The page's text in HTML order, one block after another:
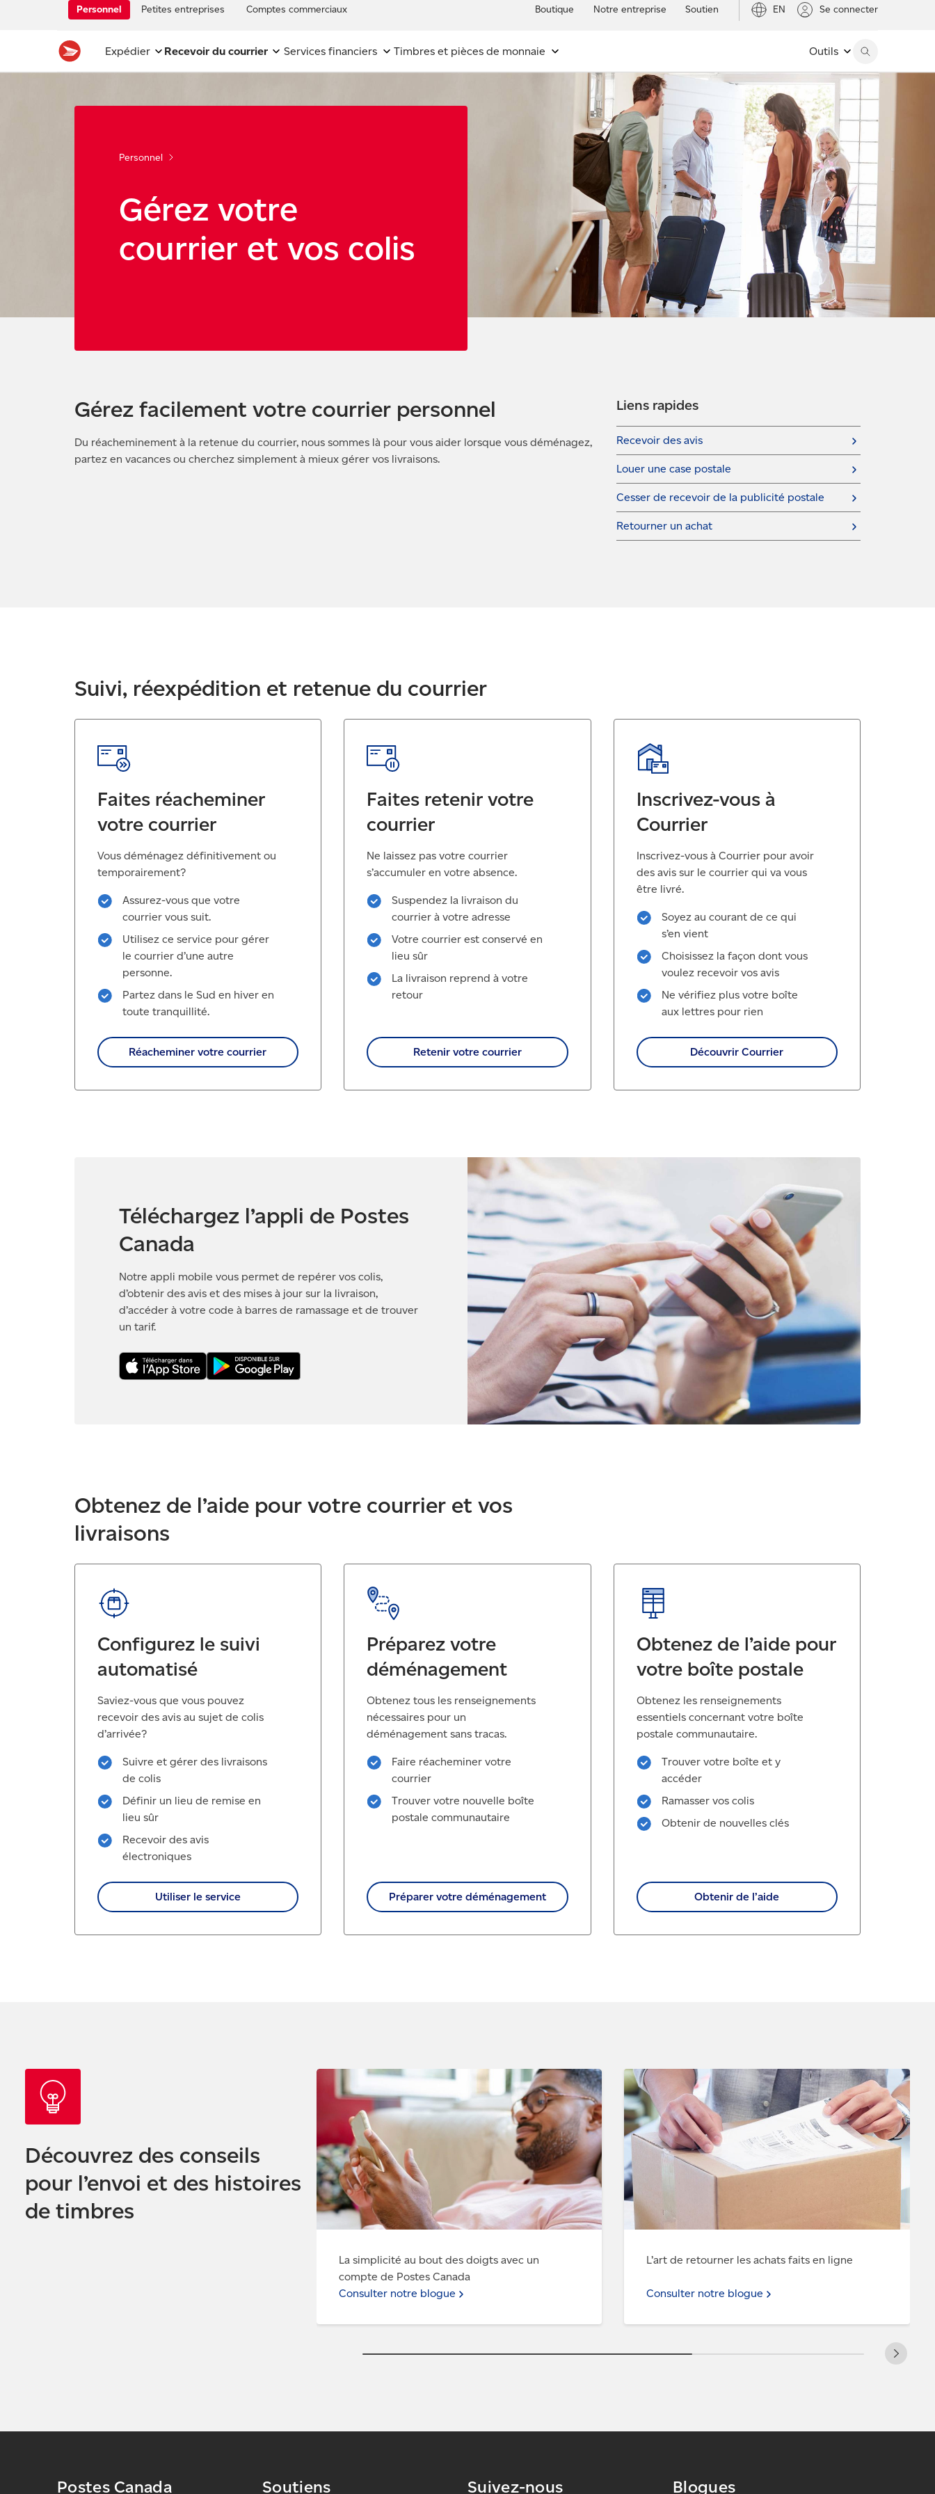
Personnel Petites entreprises Comptes commerciaux Boutique Notre entreprise Soutien EN Se connecter
Expédier Recevoir du courrier Services financiers Timbres et pièces de monnaie Outils
Personnel
Gérez votre
courrier et vos colis
Gérez facilement votre courrier personnel
Du réacheminement à la retenue du courrier, nous sommes là pour vous aider lorsque vous déménagez,
partez en vacances ou cherchez simplement à mieux gérer vos livraisons.
Liens rapides
Recevoir des avis
Louer une case postale
Cesser de recevoir de la publicité postale
Retourner un achat
Suivi, réexpédition et retenue du courrier
Faites réacheminer
votre courrier
Vous déménagez définitivement ou
temporairement?
Assurez-vous que votre
courrier vous suit.
Utilisez ce service pour gérer
le courrier d’une autre
personne.
Partez dans le Sud en hiver en
toute tranquillité.
Réacheminer votre courrier
Faites retenir votre
courrier
Ne laissez pas votre courrier
s’accumuler en votre absence.
Suspendez la livraison du
courrier à votre adresse
Votre courrier est conservé en
lieu sûr
La livraison reprend à votre
retour
Retenir votre courrier
Inscrivez-vous à
Courrier
Inscrivez-vous à Courrier pour avoir
des avis sur le courrier qui va vous
être livré.
Soyez au courant de ce qui
s’en vient
Choisissez la façon dont vous
voulez recevoir vos avis
Ne vérifiez plus votre boîte
aux lettres pour rien
Découvrir Courrier
Téléchargez l’appli de Postes
Canada
Notre appli mobile vous permet de repérer vos colis,
d’obtenir des avis et des mises à jour sur la livraison,
d’accéder à votre code à barres de ramassage et de trouver
un tarif.
Obtenez de l’aide pour votre courrier et vos
livraisons
Configurez le suivi
automatisé
Saviez-vous que vous pouvez
recevoir des avis au sujet de colis
d’arrivée?
Suivre et gérer des livraisons
de colis
Définir un lieu de remise en
lieu sûr
Recevoir des avis
électroniques
Utiliser le service
Préparez votre
déménagement
Obtenez tous les renseignements
nécessaires pour un
déménagement sans tracas.
Faire réacheminer votre
courrier
Trouver votre nouvelle boîte
postale communautaire
Préparer votre déménagement
Obtenez de l’aide pour
votre boîte postale
Obtenez les renseignements
essentiels concernant votre boîte
postale communautaire.
Trouver votre boîte et y
accéder
Ramasser vos colis
Obtenir de nouvelles clés
Obtenir de l’aide
Découvrez des conseils
pour l’envoi et des histoires
de timbres
Consulter notre blogue - La simplicité au bout des
doigts avec un compte de Postes Canada
La simplicité au bout des doigts avec un
compte de Postes Canada
Consulter notre blogue
Consulter notre blogue - L’art de retourner les achats
faits en ligne
L’art de retourner les achats faits en ligne
Consulter notre blogue
Postes Canada Soutiens Suivez-nous Blogues